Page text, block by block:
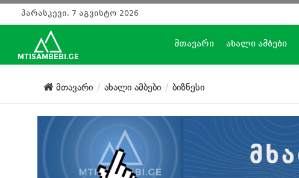
პარასკევი, 7 აგვისტო 2026
მთავარი ახალი ამბები
მთავარი ახალი ამბები ბიზნესი